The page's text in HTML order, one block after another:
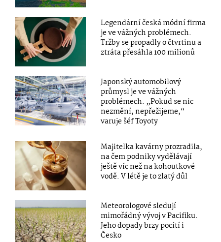
Legendární česká módní firma
je ve vážných problémech.
Tržby se propadly o čtvrtinu a
ztráta přesáhla 100 milionů
Japonský automobilový
průmysl je ve vážných
problémech. „Pokud se nic
nezmění, nepřežijeme,“
varuje šéf Toyoty
Majitelka kavárny prozradila,
na čem podniky vydělávají
ještě víc než na kohoutkové
vodě. V létě je to zlatý důl
Meteorologové sledují
mimořádný vývoj v Pacifiku.
Jeho dopady brzy pocítí i
Česko